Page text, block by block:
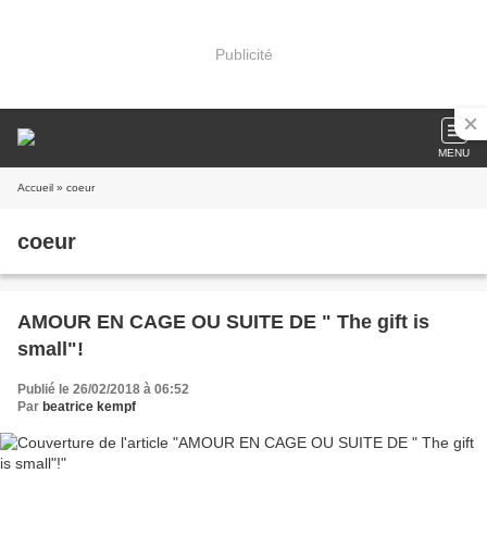
Publicité
MENU
Accueil » coeur
coeur
AMOUR EN CAGE OU SUITE DE " The gift is
small"!
Publié le 26/02/2018 à 06:52
Par beatrice kempf